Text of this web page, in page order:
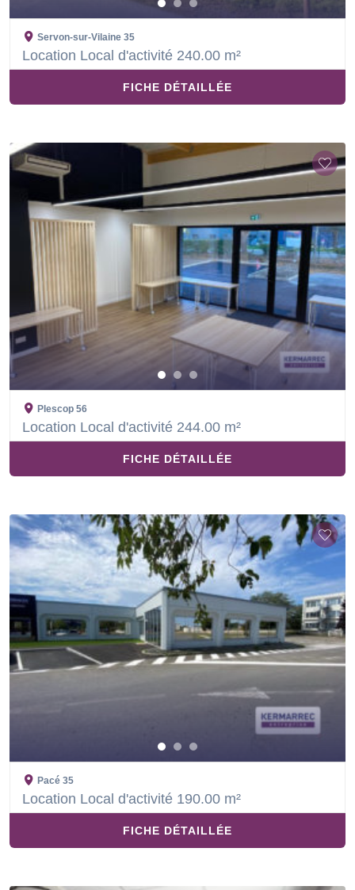
Servon-sur-Vilaine 35
Location Local d'activité 240.00 m²
FICHE DÉTAILLÉE
Plescop 56
Location Local d'activité 244.00 m²
FICHE DÉTAILLÉE
Pacé 35
Location Local d'activité 190.00 m²
FICHE DÉTAILLÉE